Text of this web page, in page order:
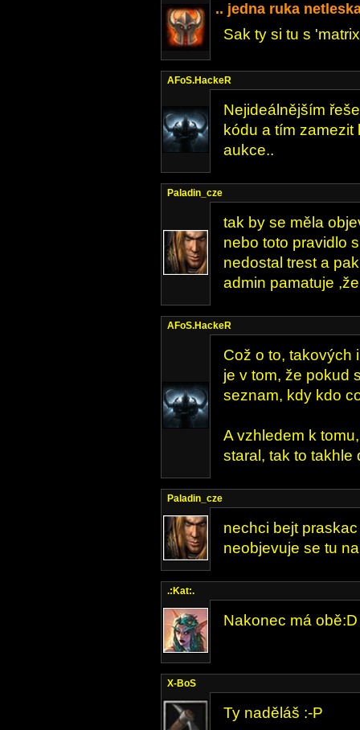
.. jedna ruka
Sak ty si tu s
AFoS.HackeR
Nejideálnějším
kódu a tím
aukce..
Paladin_cze
tak by se měla
nebo toto pravidlo
nedostal trest a
admin pamatuje
AFoS.HackeR
Což o to, takových
je v tom, že pokud
seznam, kdy kdo
A vzhledem k
staral, tak to takhle
Paladin_cze
nechci bejt
neobjevuje se tu
.:Kat:.
Nakonec má obě:D
X-BoS
Ty naděláš :-P